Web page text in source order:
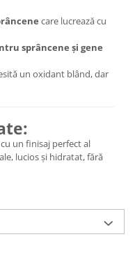
care lucrează cu
sprâncene și gene
un oxidant blând, dar
un finisaj perfect al
lucios și hidratat, fără